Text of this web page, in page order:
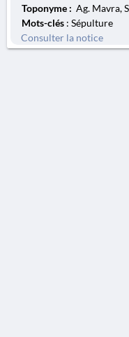
Toponyme : Ag. Mavra,
Mots-clés : Sépulture
Consulter la notice